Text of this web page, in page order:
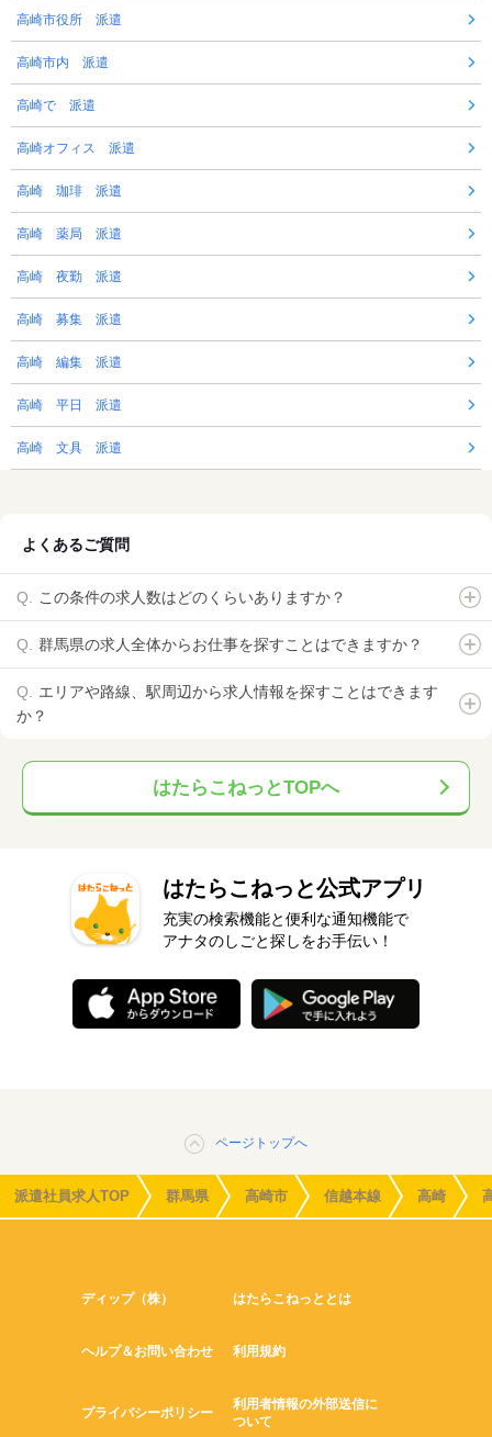
高崎市役所 派遣
高崎市内 派遣
高崎で 派遣
高崎オフィス 派遣
高崎 珈琲 派遣
高崎 薬局 派遣
高崎 夜勤 派遣
高崎 募集 派遣
高崎 編集 派遣
高崎 平日 派遣
高崎 文具 派遣
よくあるご質問
この条件の求人数はどのくらいありますか？
群馬県の求人全体からお仕事を探すことはできますか？
エリアや路線、駅周辺から求人情報を探すことはできます
か？
はたらこねっとTOPへ
はたらこねっと公式アプリ
充実の検索機能と便利な通知機能で
アナタのしごと探しをお手伝い！
ページトップへ
派遣社員求人TOP 群馬県 高崎市 信越本線 高崎
ディップ（株） はたらこねっととは
ヘルプ＆お問い合わせ 利用規約
プライバシーポリシー
利用者情報の外部送信に
ついて